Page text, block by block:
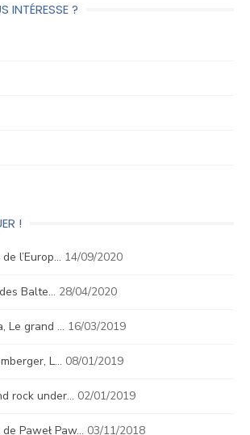
INTÉRESSE ?
!
l’Europ… 14/09/2020
Balte… 28/04/2020
Le grand … 16/03/2019
L… 08/01/2019
rock under… 02/01/2019
Paweł Paw… 03/11/2018